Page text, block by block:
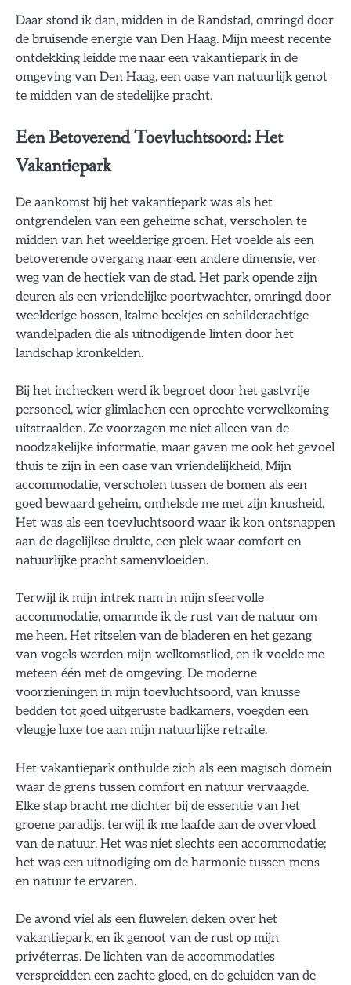
Daar stond ik dan, midden in de Randstad, omringd door
de bruisende energie van Den Haag. Mijn meest recente
ontdekking leidde me naar een vakantiepark in de
omgeving van Den Haag, een oase van natuurlijk genot
te midden van de stedelijke pracht.
Een Betoverend Toevluchtsoord: Het
Vakantiepark
De aankomst bij het vakantiepark was als het
ontgrendelen van een geheime schat, verscholen te
midden van het weelderige groen. Het voelde als een
betoverende overgang naar een andere dimensie, ver
weg van de hectiek van de stad. Het park opende zijn
deuren als een vriendelijke poortwachter, omringd door
weelderige bossen, kalme beekjes en schilderachtige
wandelpaden die als uitnodigende linten door het
landschap kronkelden.
Bij het inchecken werd ik begroet door het gastvrije
personeel, wier glimlachen een oprechte verwelkoming
uitstraalden. Ze voorzagen me niet alleen van de
noodzakelijke informatie, maar gaven me ook het gevoel
thuis te zijn in een oase van vriendelijkheid. Mijn
accommodatie, verscholen tussen de bomen als een
goed bewaard geheim, omhelsde me met zijn knusheid.
Het was als een toevluchtsoord waar ik kon ontsnappen
aan de dagelijkse drukte, een plek waar comfort en
natuurlijke pracht samenvloeiden.
Terwijl ik mijn intrek nam in mijn sfeervolle
accommodatie, omarmde ik de rust van de natuur om
me heen. Het ritselen van de bladeren en het gezang
van vogels werden mijn welkomstlied, en ik voelde me
meteen één met de omgeving. De moderne
voorzieningen in mijn toevluchtsoord, van knusse
bedden tot goed uitgeruste badkamers, voegden een
vleugje luxe toe aan mijn natuurlijke retraite.
Het vakantiepark onthulde zich als een magisch domein
waar de grens tussen comfort en natuur vervaagde.
Elke stap bracht me dichter bij de essentie van het
groene paradijs, terwijl ik me laafde aan de overvloed
van de natuur. Het was niet slechts een accommodatie;
het was een uitnodiging om de harmonie tussen mens
en natuur te ervaren.
De avond viel als een fluwelen deken over het
vakantiepark, en ik genoot van de rust op mijn
privéterras. De lichten van de accommodaties
verspreidden een zachte gloed, en de geluiden van de